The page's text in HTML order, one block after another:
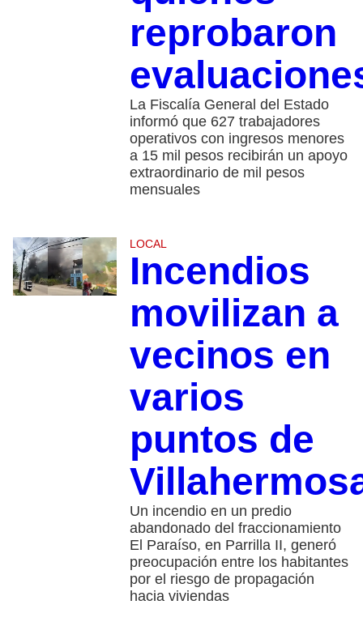
reprobaron
La Fiscalía General del Estado
informó que 627 trabajadores
operativos con ingresos menores
a 15 mil pesos recibirán un apoyo
extraordinario de mil pesos
mensuales
LOCAL
Incendios
movilizan a
vecinos en
varios
puntos de
Un incendio en un predio
abandonado del fraccionamiento
El Paraíso, en Parrilla II, generó
preocupación entre los habitantes
por el riesgo de propagación
hacia viviendas